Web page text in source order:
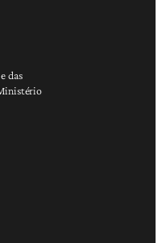
das